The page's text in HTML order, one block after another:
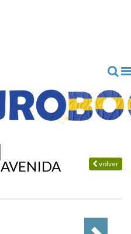
volver
AVENIDA